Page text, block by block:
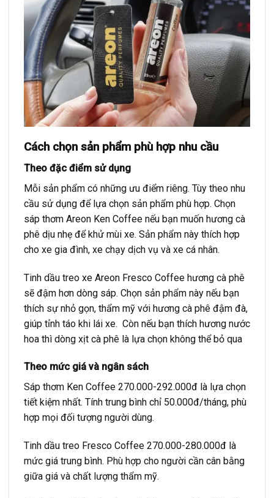
Cách chọn sản phẩm phù hợp nhu cầu
Theo đặc điểm sử dụng
Mỗi sản phẩm có những ưu điểm riêng. Tùy theo nhu
cầu sử dụng để lựa chọn sản phẩm phù hợp. Chọn
sáp thơm Areon Ken Coffee nếu bạn muốn hương cà
phê dịu nhẹ để khử mùi xe. Sản phẩm này thích hợp
cho xe gia đình, xe chạy dịch vụ và xe cá nhân.
Tinh dầu treo xe Areon Fresco Coffee hương cà phê
sẽ đậm hơn dòng sáp. Chọn sản phẩm này nếu bạn
thích sự nhỏ gọn, thẩm mỹ với hương cà phê đậm đà,
giúp tỉnh táo khi lái xe. Còn nếu bạn thích hương nước
hoa thì dòng xịt cà phê là lựa chọn không thể bỏ qua
Theo mức giá và ngân sách
Sáp thơm Ken Coffee 270.000-292.000đ là lựa chọn
tiết kiệm nhất. Tính trung bình chỉ 50.000đ/tháng, phù
hợp mọi đối tượng người dùng.
Tinh dầu treo Fresco Coffee 270.000-280.000đ là
mức giá trung bình. Phù hợp cho người cần cân bằng
giữa giá và chất lượng thẩm mỹ.